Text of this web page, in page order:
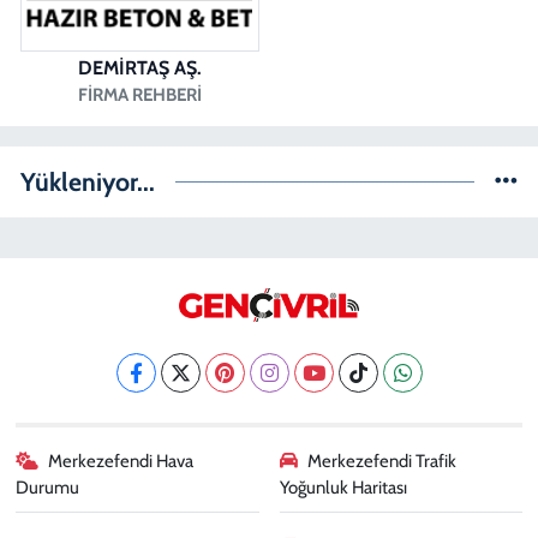
DEMİRTAŞ AŞ.
FIRMA REHBERI
Yükleniyor...
Merkezefendi Hava
Durumu
Merkezefendi Trafik
Yoğunluk Haritası